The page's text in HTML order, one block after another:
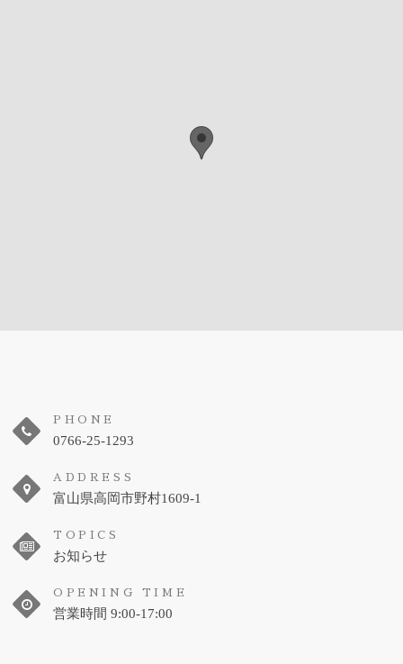
PHONE
0766-25-1293
ADDRESS
富山県高岡市野村1609-1
TOPICS
お知らせ
OPENING TIME
営業時間 9:00-17:00